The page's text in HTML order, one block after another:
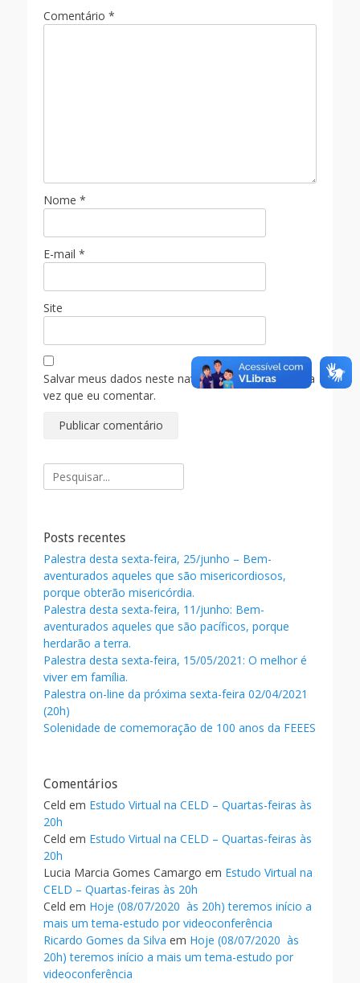
Comentário *
Nome *
E-mail *
Site
Salvar meus dados neste navegador para a próxima
vez que eu comentar.
Pesquisar
por:
Posts recentes
Palestra desta sexta-feira, 25/junho – Bem-
aventurados aqueles que são misericordiosos,
porque obterão misericórdia.
Palestra desta sexta-feira, 11/junho: Bem-
aventurados aqueles que são pacíficos, porque
herdarão a terra.
Palestra desta sexta-feira, 15/05/2021: O melhor é
viver em família.
Palestra on-line da próxima sexta-feira 02/04/2021
(20h)
Solenidade de comemoração de 100 anos da FEEES
Comentários
Celd em Estudo Virtual na CELD – Quartas-feiras às
20h
Celd em Estudo Virtual na CELD – Quartas-feiras às
20h
Lucia Marcia Gomes Camargo em Estudo Virtual na
CELD – Quartas-feiras às 20h
Celd em Hoje (08/07/2020 às 20h) teremos início a
mais um tema-estudo por videoconferência
Ricardo Gomes da Silva em Hoje (08/07/2020 às
20h) teremos início a mais um tema-estudo por
videoconferência